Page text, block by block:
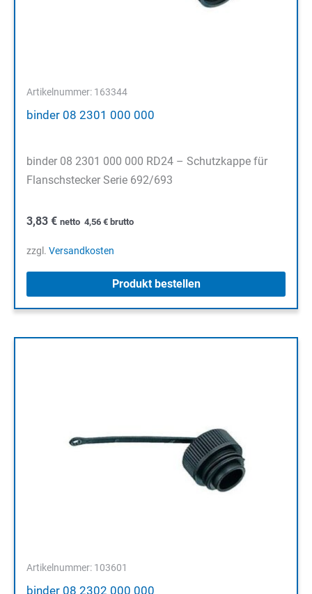
Artikelnummer: 163344
binder 08 2301 000 000
binder 08 2301 000 000 RD24 – Schutzkappe für
Flanschstecker Serie 692/693
3,83 € netto 4,56 € brutto
zzgl. Versandkosten
Produkt bestellen
Artikelnummer: 103601
binder 08 2302 000 000